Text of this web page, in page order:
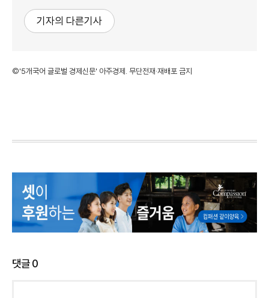
기자의 다른기사
©'5개국어 글로벌 경제신문' 아주경제. 무단전재·재배포 금지
댓글0